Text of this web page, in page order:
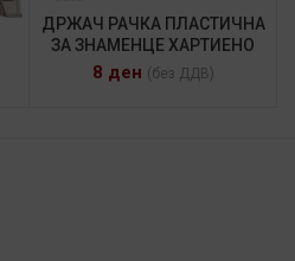
ДРЖАЧ РАЧКА ПЛАСТИЧНА
ЗА ЗНАМЕНЦЕ ХАРТИЕНО
8 ден (без ДДВ)